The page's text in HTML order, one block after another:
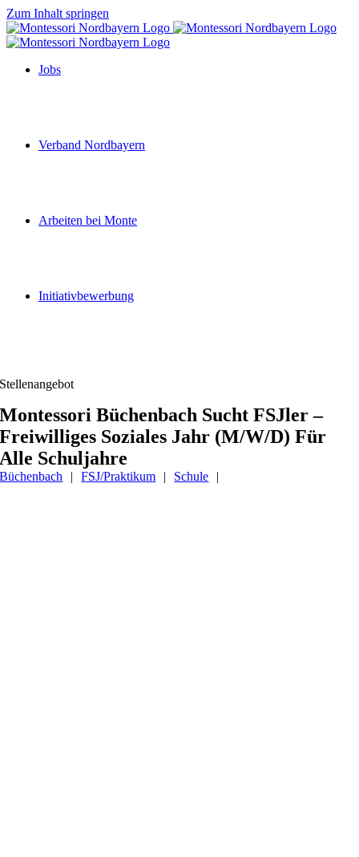
Zum Inhalt springen
Jobs
Verband Nordbayern
Arbeiten bei Monte
Initiativbewerbung
Stellenangebot
Montessori Büchenbach Sucht FSJler –
Freiwilliges Soziales Jahr (m/w/d) Für
Alle Schuljahre
Büchenbach | FSJ/Praktikum | Schule |